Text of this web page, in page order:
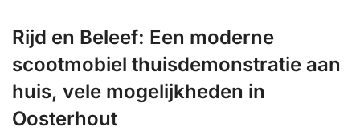
Rijd en Beleef: Een moderne
scootmobiel thuisdemonstratie aan
huis, vele mogelijkheden in
Oosterhout